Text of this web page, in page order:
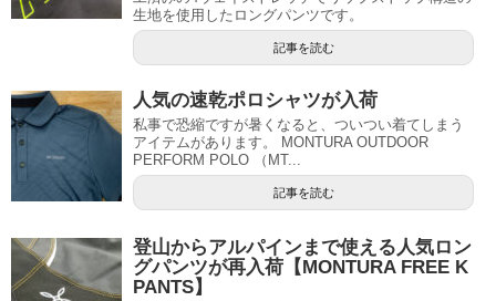
生地を使用したロングパンツです。
記事を読む
人気の速乾ポロシャツが入荷
私事で恐縮ですが暑くなると、ついつい着てしまう
アイテムがあります。 MONTURA OUTDOOR
PERFORM POLO （MT...
記事を読む
登山からアルパインまで使える人気ロン
グパンツが再入荷【MONTURA FREE K
PANTS】